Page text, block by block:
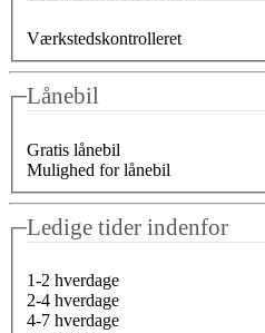
Værkstedskontrolleret
Lånebil
Gratis lånebil
Mulighed for lånebil
Ledige tider indenfor
1-2 hverdage
2-4 hverdage
4-7 hverdage